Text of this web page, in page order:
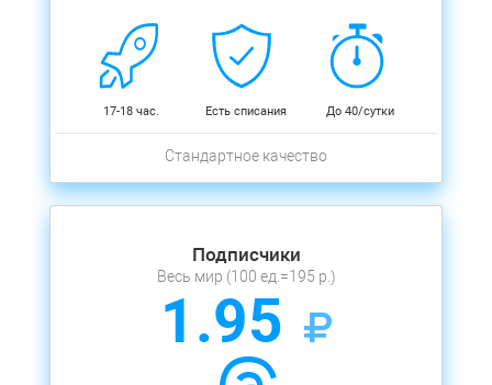
17-18 час. Есть списания До 40/сутки
Стандартное качество
Подписчики
Весь мир (100 ед.=195 р.)
1.95